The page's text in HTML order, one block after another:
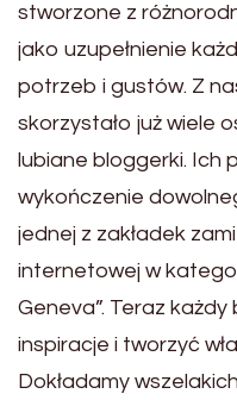
stworzone z
jako uzupełnienie
potrzeb i gustów. Z
skorzystało już wiele
lubiane bloggerki. Ich
wykończenie
jednej z zakładek
internetowej w
Geneva”. Teraz
inspiracje i tworzyć
Dokładamy